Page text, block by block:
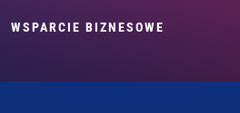
WSPARCIE BIZNESOWE